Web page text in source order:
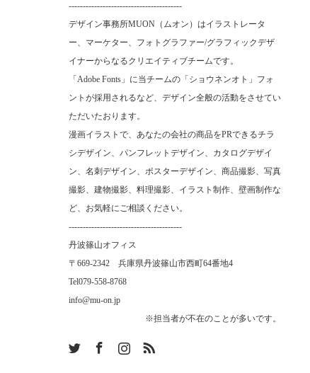
----------------------------------------
デザイン事務所MUON（ムオン）はイラストレータ
ー、マーケター、フォトグラファー/グラフィックデザ
イナーからなるクリエイティブチームです。
「Adobe Fonts」に当チームの「ショウネンオト」フォ
ントが採用されるなど、デザイン全般の活動をさせてい
ただいたおります。
漫画イラストで、あなたの会社の商品をPRできるチラ
シデザイン、パンフレットデザイン、カタログデザイ
ン、名刺デザイン、ポスターデザイン、商品撮影、写真
撮影、建物撮影、料理撮影、イラスト制作、壁画制作な
ど、お気軽にご相談ください。
----------------------------------------
丹波篠山オフィス
〒669-2342 兵庫県丹波篠山市西町64番地4
Tel079-558-8768
info@mu-on.jp
※担当者が不在のことが多いです。